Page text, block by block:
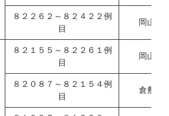
８２２６２～８２４２２例
目
岡山県
８２１５５～８２２６１例
目
岡山市
８２０８７～８２１５４例
目
倉敷市